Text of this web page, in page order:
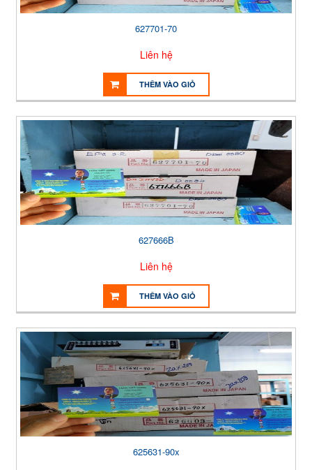
627701-70
Liên hệ
THÊM VÀO GIỎ
627666B
Liên hệ
THÊM VÀO GIỎ
625631-90x